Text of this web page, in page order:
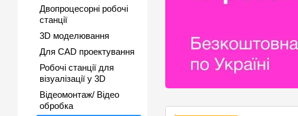
Двопроцесорні робочі
станції
3D моделювання
Для CAD проектування
Робочі станції для
візуалізації у 3D
Відеомонтаж/ Відео
обробка